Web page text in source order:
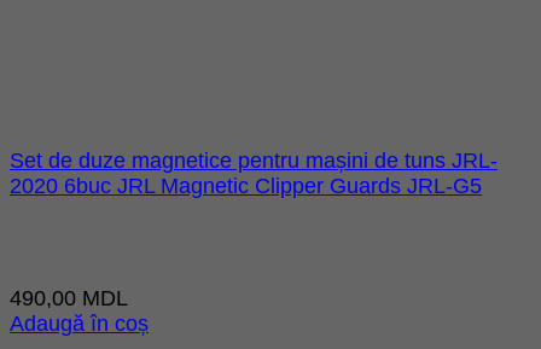
Set de duze magnetice pentru mașini de tuns JRL-
2020 6buc JRL Magnetic Clipper Guards JRL-G5
490,00 MDL
Adaugă în coș